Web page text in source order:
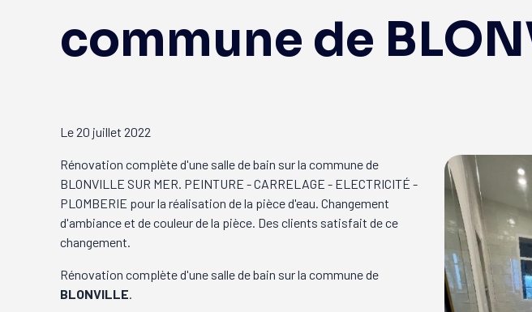
commune de
Le20 juillet 2022
Rénovation complète d'une salle de bain sur la commune de
BLONVILLE SUR MER. PEINTURE - CARRELAGE - ELECTRICITÉ -
PLOMBERIE pour la réalisation de la pièce d'eau. Changement
d'ambiance et de couleur de la pièce. Des clients satisfait de ce
changement.
Rénovation complète d'une salle de bain sur la commune de
BLONVILLE